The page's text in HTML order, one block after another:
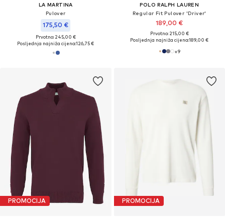
LA MARTINA
Pulover
175,50 €
Prvotno: 245,00 €
Posljednja najniža cijena:126,75 €
POLO RALPH LAUREN
Regular Fit Pulover 'Driver'
189,00 €
Prvotno: 215,00 €
Posljednja najniža cijena:189,00 €
+9
PROMOCIJA PROMOCIJA